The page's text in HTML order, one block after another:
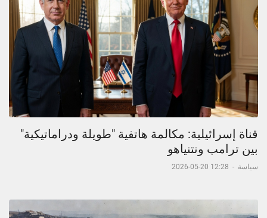
قناة إسرائيلية: مكالمة هاتفية "طويلة ودراماتيكية"
بين ترامب ونتنياهو
سياسة -
12:28 20-05-2026